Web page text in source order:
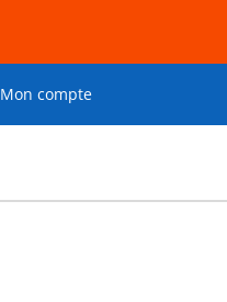
Mon compte